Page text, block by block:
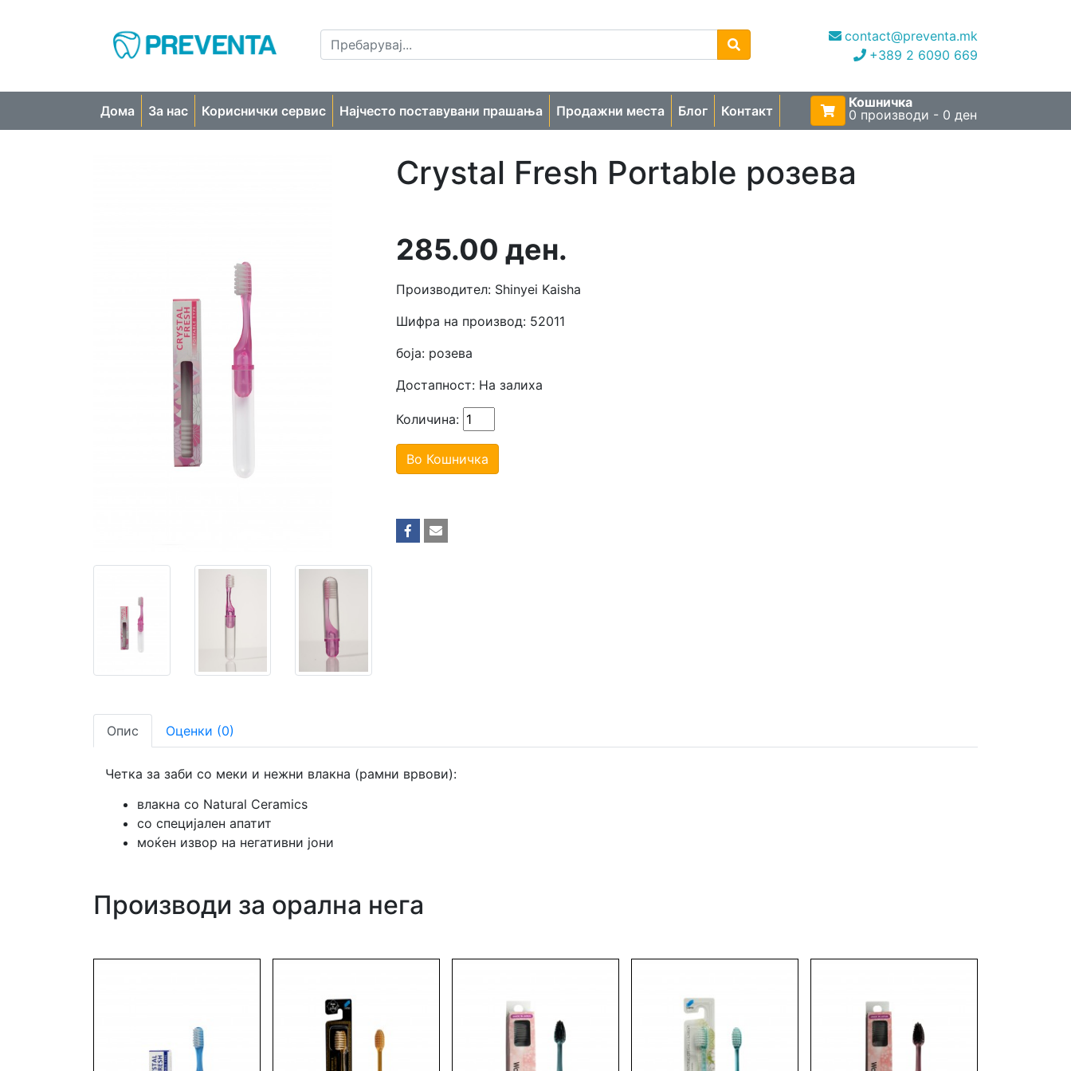
contact@preventa.mk
+389 2 6090 669
Дома За нас Кориснички сервис Најчесто поставувани прашања Продажни места Блог Контакт
Кошничка
0 производи - 0 ден
Crystal Fresh Portable розева
285.00 ден.
Производител: Shinyei Kaisha
Шифра на производ: 52011
боја: розева
Достапност: На залиха
Количина:
Во Кошничка
Опис Оценки (0)
Четка за заби со меки и нежни влакна (рамни врвови):
влакна со Natural Ceramics
со специјален апатит
моќен извор на негативни јони
Производи за орална нега